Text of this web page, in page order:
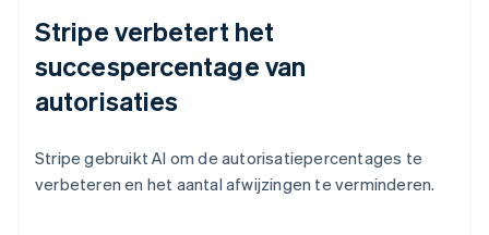
Stripe verbetert het
succespercentage van
autorisaties
Stripe gebruikt AI om de autorisatiepercentages te
verbeteren en het aantal afwijzingen te verminderen.